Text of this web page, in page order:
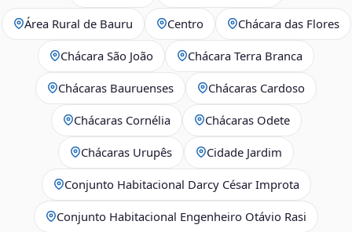
Área Rural de Bauru Centro Chácara das Flores
Chácara São João Chácara Terra Branca
Chácaras Bauruenses Chácaras Cardoso
Chácaras Cornélia Chácaras Odete
Chácaras Urupês Cidade Jardim
Conjunto Habitacional Darcy César Improta
Conjunto Habitacional Engenheiro Otávio Rasi